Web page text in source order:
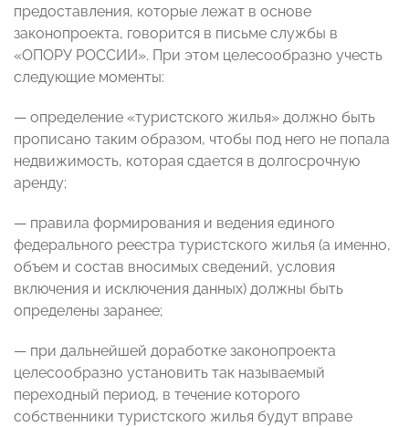
предоставления, которые лежат в основе
законопроекта, говорится в письме службы в
«ОПОРУ РОССИИ». При этом целесообразно учесть
следующие моменты:
— определение «туристского жилья» должно быть
прописано таким образом, чтобы под него не попала
недвижимость, которая сдается в долгосрочную
аренду;
— правила формирования и ведения единого
федерального реестра туристского жилья (а именно,
объем и состав вносимых сведений, условия
включения и исключения данных) должны быть
определены заранее;
— при дальнейшей доработке законопроекта
целесообразно установить так называемый
переходный период, в течение которого
собственники туристского жилья будут вправе